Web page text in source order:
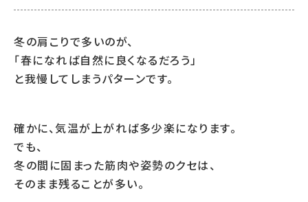
冬の肩こりで多いのが、
「春になれば自然に良くなるだろう」
と我慢してしまうパターンです。
確かに、気温が上がれば多少楽になります。
でも、
冬の間に固まった筋肉や姿勢のクセは、
そのまま残ることが多い。